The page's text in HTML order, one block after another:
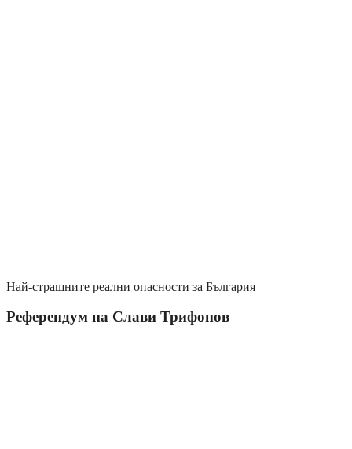
Най-страшните реални опасности за България
Референдум на Слави Трифонов